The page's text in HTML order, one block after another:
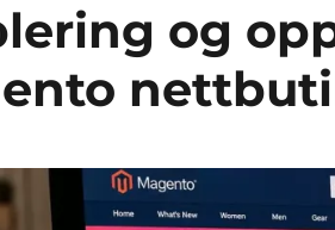
og